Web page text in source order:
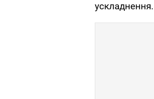
ускладнення.